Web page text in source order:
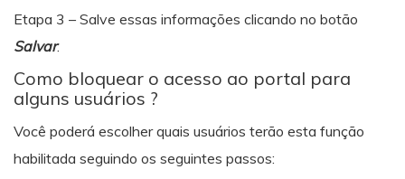
Etapa 3 – Salve essas informações clicando no botão
Salvar.
Como bloquear o acesso ao portal para
alguns usuários ?
Você poderá escolher quais usuários terão esta função
habilitada seguindo os seguintes passos: